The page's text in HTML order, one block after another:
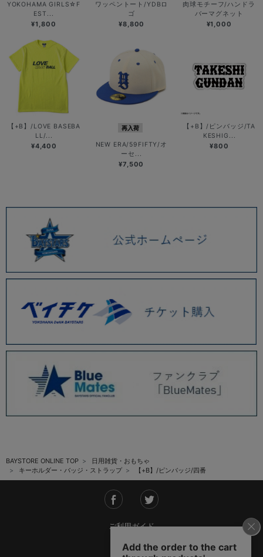
YOKOHAMA GIRLS☆F
EST...
¥1,800
ワッペントート/YDBロ
ゴ
¥8,800
肉球モチーフ/ハンドラ
バーマグネット
¥1,000
【+B】/LOVE BASEBA
LL/...
¥4,400
再入荷
NEW ERA/59FIFTY/オ
ーセ...
¥7,500
【+B】/ピンバッジ/TA
KESHIG...
¥800
BAYSTORE ONLINE TOP
日用雑貨・おもちゃ
キーホルダー・バッジ・ストラップ
【+B】/ピンバッジ/四番
ご利用ガイド
会社概要